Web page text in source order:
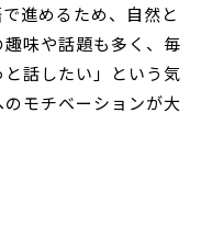
進めるため、自然と
味や話題も多く、毎
話したい」という気
モチベーションが大